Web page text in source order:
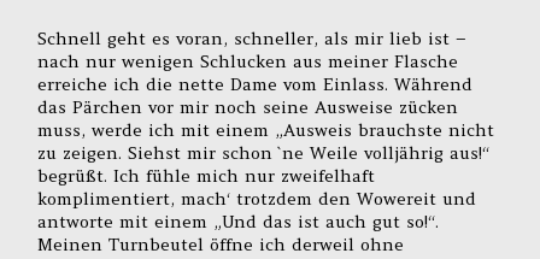
Schnell geht es voran, schneller, als mir lieb ist –
nach nur wenigen Schlucken aus meiner Flasche
erreiche ich die nette Dame vom Einlass. Während
das Pärchen vor mir noch seine Ausweise zücken
muss, werde ich mit einem „Ausweis brauchste nicht
zu zeigen. Siehst mir schon `ne Weile volljährig aus!“
begrüßt. Ich fühle mich nur zweifelhaft
komplimentiert, mach‘ trotzdem den Wowereit und
antworte mit einem „Und das ist auch gut so!“.
Meinen Turnbeutel öffne ich derweil ohne